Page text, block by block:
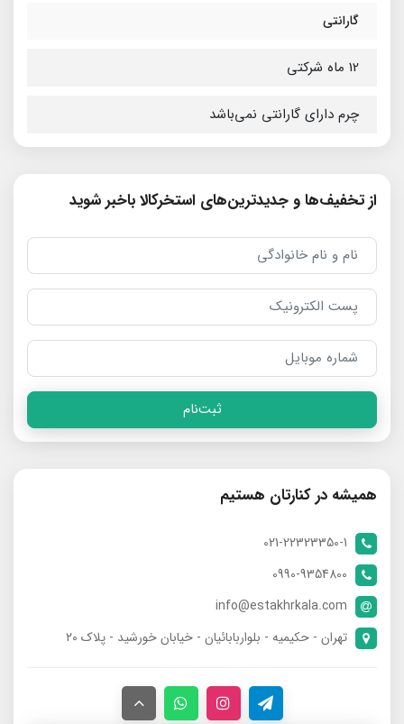
گارانتی
12 ماه شرکتی
چرم دارای گارانتی نمی‌باشد
از تخفیف‌ها و جدیدترین‌های استخرکالا باخبر شوید
ثبت‌نام
همیشه در کنارتان هستیم
021-22323350-1
0990-9354800
info@estakhrkala.com
تهران - حکیمیه - بلواربابائیان - خیابان خورشید - پلاک ۲۰